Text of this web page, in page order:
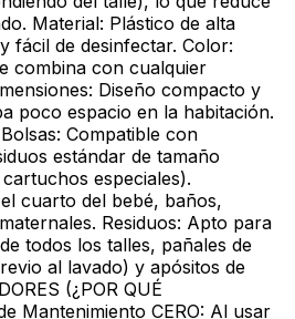
Material: Plástico de alta
fácil de desinfectar. Color:
combina con cualquier
Diseño compacto y
poco espacio en la habitación.
Compatible con
estándar de tamaño
especiales).
cuarto del bebé, baños,
Residuos: Apto para
todos los talles, pañales de
al lavado) y apósitos de
(¿POR QUÉ
Mantenimiento CERO: Al usar